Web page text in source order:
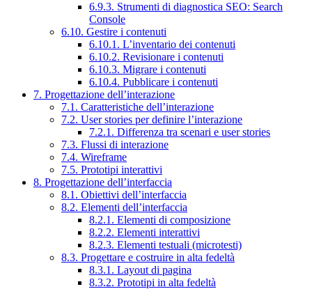
6.9.3. Strumenti di diagnostica SEO: Search
Console
6.10. Gestire i contenuti
6.10.1. L’inventario dei contenuti
6.10.2. Revisionare i contenuti
6.10.3. Migrare i contenuti
6.10.4. Pubblicare i contenuti
7. Progettazione dell’interazione
7.1. Caratteristiche dell’interazione
7.2. User stories per definire l’interazione
7.2.1. Differenza tra scenari e user stories
7.3. Flussi di interazione
7.4. Wireframe
7.5. Prototipi interattivi
8. Progettazione dell’interfaccia
8.1. Obiettivi dell’interfaccia
8.2. Elementi dell’interfaccia
8.2.1. Elementi di composizione
8.2.2. Elementi interattivi
8.2.3. Elementi testuali (microtesti)
8.3. Progettare e costruire in alta fedeltà
8.3.1. Layout di pagina
8.3.2. Prototipi in alta fedeltà